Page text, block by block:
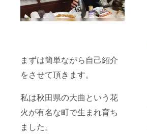
まずは簡単ながら自己紹介
をさせて頂きます。
私は秋田県の大曲という花
火が有名な町で生まれ育ち
ました。